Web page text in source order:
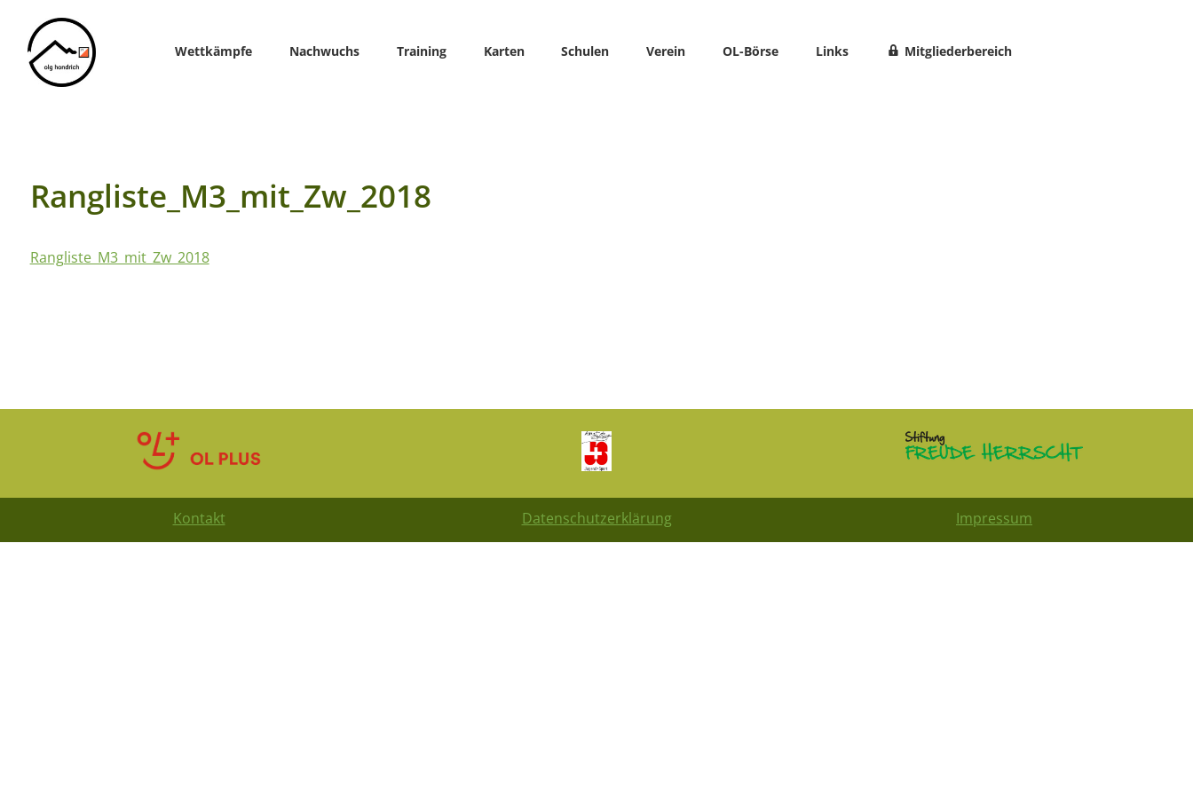
Home
Wettkämpfe Nachwuchs Training Karten Schulen Verein OL-Börse Links Mitgliederbereich
Rangliste_M3_mit_Zw_2018
Rangliste_M3_mit_Zw_2018
Kontakt Datenschutzerklärung Impressum